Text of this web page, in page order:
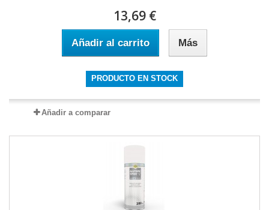
13,69 €
Añadir al carrito Más
PRODUCTO EN STOCK
Añadir a comparar